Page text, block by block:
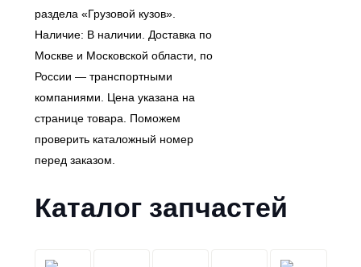
раздела «Грузовой кузов».
Наличие: В наличии. Доставка по
Москве и Московской области, по
России — транспортными
компаниями. Цена указана на
странице товара. Поможем
проверить каталожный номер
перед заказом.
Каталог запчастей